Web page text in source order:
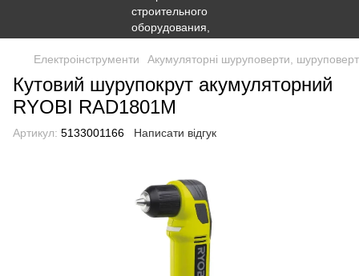
Електроінструменти Акумуляторні шуруповерти,
Кутовий шурупокрут акумуляторний
RYOBI RAD1801M
Артикул: 5133001166 Написати відгук